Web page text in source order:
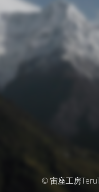
© 宙座工房